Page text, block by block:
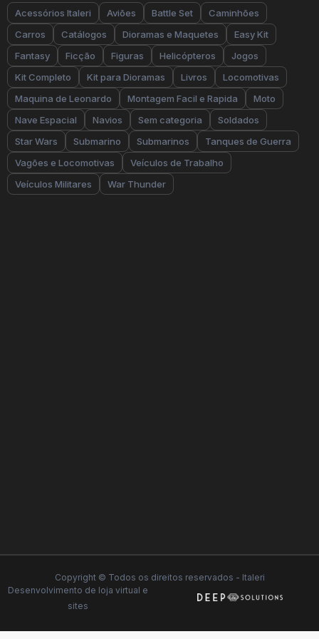
Acessórios Italeri Aviões Battle Set
Caminhões
Carros
Catálogos Dioramas e Maquetes
Easy Kit
Fantasy
Ficção Figuras Helicópteros
Jogos
Kit Completo
Kit para Dioramas Livros
Locomotivas
Maquina de Leonardo
Montagem Facil e Rapida
Moto
Nave Espacial
Navios Sem categoria
Soldados
Star Wars
Submarino Submarinos
Tanques de Guerra
Vagões e Locomotivas
Veículos de Trabalho
Veículos Militares
War Thunder
Copyright © Todos os direitos reservados - Italeri
Desenvolvimento de loja virtual e
sites